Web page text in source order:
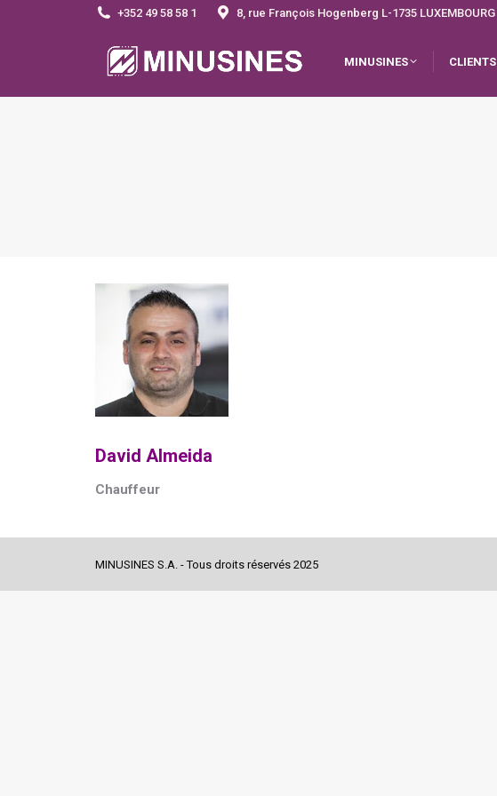
+352 49 58 58 1 8, rue François Hogenberg L-1735 LUXEMBOURG
MINUSINES CLIENTS
David Almeida
Chauffeur
MINUSINES S.A. - Tous droits réservés 2025